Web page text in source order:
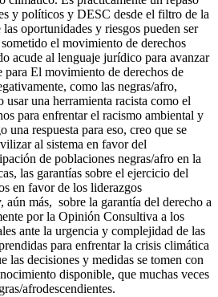
y políticos y DESC desde el filtro de la
oportunidades y riesgos pueden ser
el movimiento de derechos
acude al lenguaje jurídico para avanzar
para El movimiento de derechos de
como las negras/afro,
usar una herramienta racista como el
para enfrentar el racismo ambiental y
una respuesta para eso, creo que se
al sistema en favor del
de poblaciones negras/afro en la
las garantías sobre el ejercicio del
en favor de los liderazgos
aún más, sobre la garantía del derecho a
por la Opinión Consultiva a los
ante la urgencia y complejidad de las
para enfrentar la crisis climática
las decisiones y medidas se tomen con
disponible, que muchas veces
afrodescendientes.